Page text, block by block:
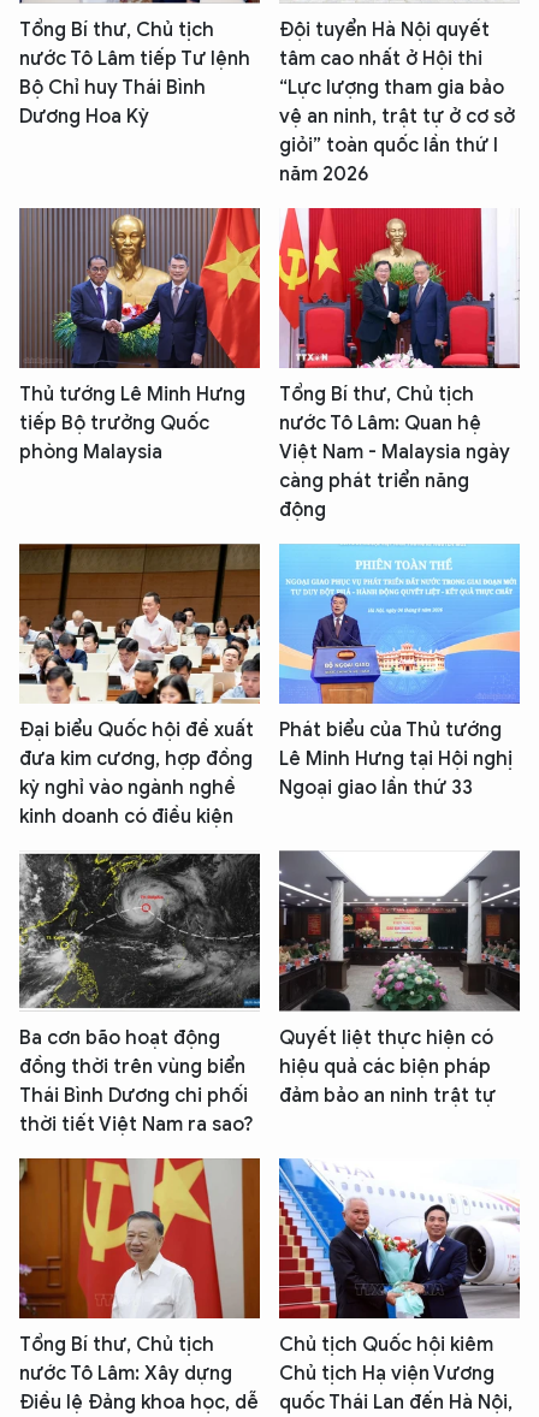
Tổng Bí thư, Chủ tịch
nước Tô Lâm tiếp Tư lệnh
Bộ Chỉ huy Thái Bình
Dương Hoa Kỳ
Đội tuyển Hà Nội quyết
tâm cao nhất ở Hội thi
“Lực lượng tham gia bảo
vệ an ninh, trật tự ở cơ sở
giỏi” toàn quốc lần thứ I
năm 2026
Thủ tướng Lê Minh Hưng
tiếp Bộ trưởng Quốc
phòng Malaysia
Tổng Bí thư, Chủ tịch
nước Tô Lâm: Quan hệ
Việt Nam - Malaysia ngày
càng phát triển năng
động
Đại biểu Quốc hội đề xuất
đưa kim cương, hợp đồng
kỳ nghỉ vào ngành nghề
kinh doanh có điều kiện
Phát biểu của Thủ tướng
Lê Minh Hưng tại Hội nghị
Ngoại giao lần thứ 33
Ba cơn bão hoạt động
đồng thời trên vùng biển
Thái Bình Dương chi phối
thời tiết Việt Nam ra sao?
Quyết liệt thực hiện có
hiệu quả các biện pháp
đảm bảo an ninh trật tự
Tổng Bí thư, Chủ tịch
nước Tô Lâm: Xây dựng
Điều lệ Đảng khoa học, dễ
Chủ tịch Quốc hội kiêm
Chủ tịch Hạ viện Vương
quốc Thái Lan đến Hà Nội,